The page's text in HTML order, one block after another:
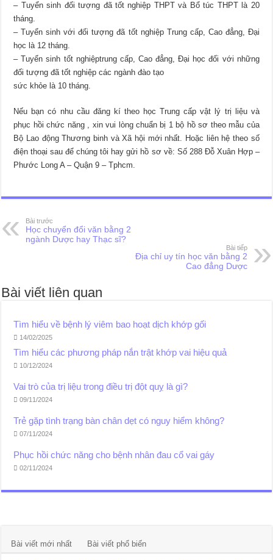
– Tuyển sinh đối tượng đã tốt nghiệp THPT và Bổ túc THPT là 20
tháng.
– Tuyển sinh với đối tượng đã tốt nghiệp Trung cấp, Cao đẳng, Đại
học là 12 tháng.
– Tuyển sinh tốt nghiệptrung cấp, Cao đẳng, Đại học đối với những
đối tượng đã tốt nghiệp các ngành đào tạo
sức khỏe là 10 tháng.
Nếu bạn có nhu cầu đăng kí theo học Trung cấp vật lý trị liệu và
phục hồi chức năng , xin vui lòng chuẩn bị 1 bộ hồ sơ theo mẫu của
Bộ Lao động Thương binh và Xã hội mới nhất. Hoặc liên hệ theo số
điện thoại sau để chúng tôi hay gửi hồ sơ về: Số 288 Đỗ Xuân Hợp –
Phước Long A – Quận 9 – Tphcm.
Bài trước
Học chuyển đổi văn bằng 2
ngành Dược hay Thạc sĩ?
Bài tiếp
Địa chỉ uy tín học văn bằng 2
Cao đẳng Dược
Bài viết liên quan
Tìm hiểu về bệnh lý viêm bao hoạt dịch khớp gối
14/02/2025
Tìm hiểu các phương pháp nắn trật khớp vai hiệu quả
10/12/2024
Vai trò của trị liệu trong điều trị đột quỵ là gì?
09/11/2024
Trẻ gặp tình trạng bàn chân dẹt có nguy hiểm không?
07/11/2024
Phục hồi chức năng cho bệnh nhân đau cổ vai gáy
02/11/2024
Bài viết mới nhất Bài viết phổ biến